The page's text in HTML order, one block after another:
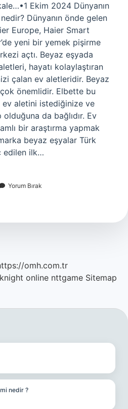
Ekim 2024 Dünyanın
Dünyanın önde gelen
Europe, Haier Smart
yeni bir yemek pişirme
açtı. Beyaz eşyada
hayatı kolaylaştıran
çalan ev aletleridir. Beyaz
önemlidir. Elbette bu
ev aletini istediğinize ve
da bağlıdır. Ev
bir araştırma yapmak
beyaz eşyalar Türk
edilen ilk…
Yorum Bırak
omh.com.tr
knight online nttgame Sitemap
nedir ?